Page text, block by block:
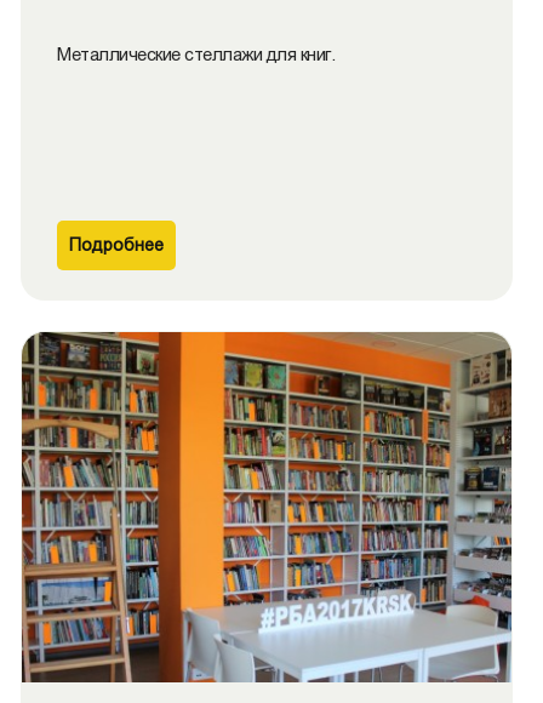
Металлические стеллажи для книг.
Подробнее